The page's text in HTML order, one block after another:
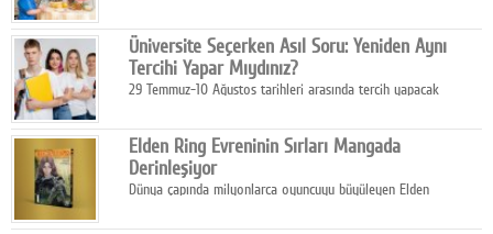
temizlik sağlayan, çevreye duyarlı bitkisel içerikli ürünleri tercih
ediyor.
Üniversite Seçerken Asıl Soru: Yeniden Aynı
Tercihi Yapar Mıydınız?
29 Temmuz-10 Ağustos tarihleri arasında tercih yapacak
Elden Ring Evreninin Sırları Mangada
Derinleşiyor
Dünya çapında milyonlarca oyuncuyu büyüleyen Elden
aksiyonu ve karanlık fantastik atmosferi bir araya getirmeyi